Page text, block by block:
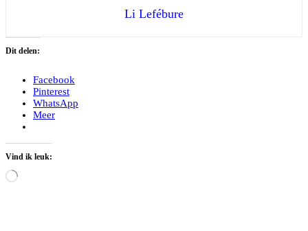
Li Lefébure
Dit delen:
Facebook
Pinterest
WhatsApp
Meer
Vind ik leuk:
Aan